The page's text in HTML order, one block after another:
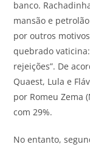
banco.
mansão e
por outros
quebrado
rejeições”. De
Quaest, Lula e
por Romeu Zema
com 29%.
No entanto,